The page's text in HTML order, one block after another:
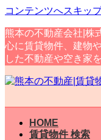
コンテンツへスキッ
熊本の不動産会社|株
心に賃貸物件、建物
した不動産や空き家
HOME
賃貸物件 検索